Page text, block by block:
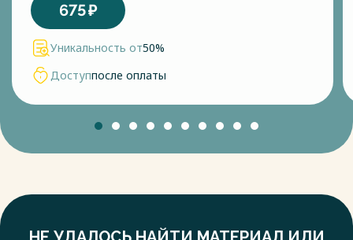
675₽
Уникальность от50%
Доступпосле оплаты